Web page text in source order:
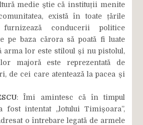
medie știe că instituții menite
există în toate țările
conducerii politice
pe baza cărora să poată fi luate
arma lor este stiloul și nu pistolul,
majoră este reprezentată de
de cei care atentează la pacea și
: Îmi amintesc că în timpul
fost intentat „lotului Timișoara”,
o întrebare legată de armele